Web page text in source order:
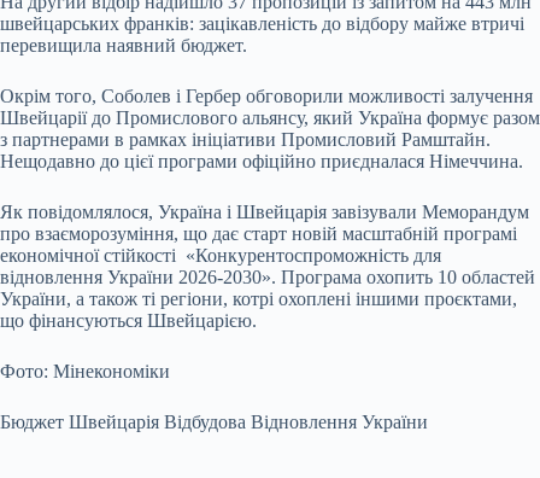
швейцарських франків: зацікавленість до відбору майже втричі
перевищила наявний бюджет.
Окрім того, Соболев і Гербер обговорили можливості залучення
Швейцарії до Промислового альянсу, який Україна формує разом
з партнерами в рамках ініціативи Промисловий Рамштайн.
Нещодавно до цієї програми офіційно приєдналася Німеччина.
Як повідомлялося, Україна і Швейцарія завізували Меморандум
про взаєморозуміння, що дає старт новій масштабній програмі
економічної стійкості «Конкурентоспроможність для
відновлення України 2026-2030». Програма охопить 10 областей
України, а також ті регіони, котрі охоплені іншими проєктами,
що фінансуються Швейцарією.
Фото: Мінекономіки
Бюджет Швейцарія Відбудова Відновлення України